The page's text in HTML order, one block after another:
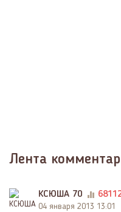
Лента
КСЮША 70
04 января 2013 13:01